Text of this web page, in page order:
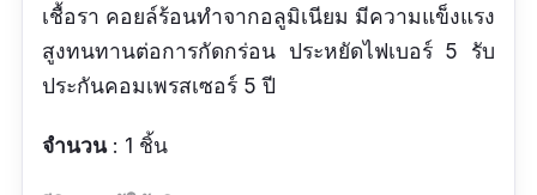
เชื้อรา คอยล์ร้อนทำจากอลูมิเนียม มีความแข็งแรง
สูงทนทานต่อการกัดกร่อน ประหยัดไฟเบอร์ 5 รับ
ประกันคอมเพรสเซอร์ 5 ปี
จำนวน: 1 ชิ้น